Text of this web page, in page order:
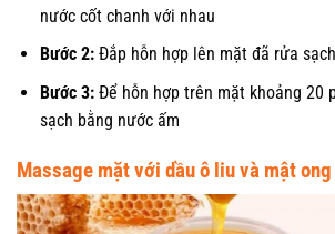
nước cốt chanh với nhau
Bước 2:Đắp hỗn hợp lên mặt đã rửa sạch
Bước 3:Để hỗn hợp trên mặt khoảng 20
sạch bằng nước ấm
Massage mặt với dầu ô liu và mật ong